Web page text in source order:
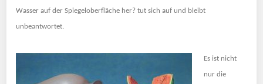
Wasser auf der Spiegeloberfläche her? tut sich auf und bleibt
unbeantwortet.
Es ist nicht
nur die